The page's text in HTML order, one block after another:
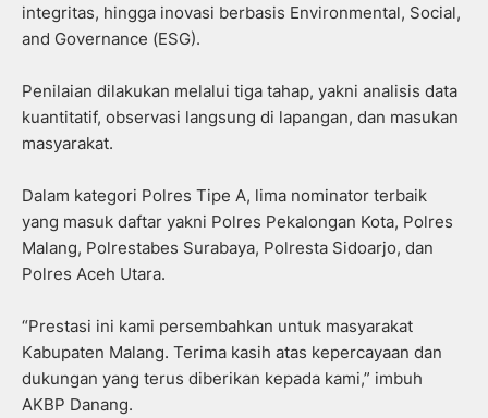
integritas, hingga inovasi berbasis Environmental, Social,
and Governance (ESG).
Penilaian dilakukan melalui tiga tahap, yakni analisis data
kuantitatif, observasi langsung di lapangan, dan masukan
masyarakat.
Dalam kategori Polres Tipe A, lima nominator terbaik
yang masuk daftar yakni Polres Pekalongan Kota, Polres
Malang, Polrestabes Surabaya, Polresta Sidoarjo, dan
Polres Aceh Utara.
“Prestasi ini kami persembahkan untuk masyarakat
Kabupaten Malang. Terima kasih atas kepercayaan dan
dukungan yang terus diberikan kepada kami,” imbuh
AKBP Danang.